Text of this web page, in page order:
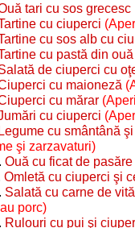
tari cu sos grecesc
cu ciuperci
cu sos alb cu
cu pastă din
de ciuperci cu
cu maioneză
cu mărar
cu ciuperci
cu smântână
şi zarzavaturi)
Ouă cu ficat de pasăre
Omletă cu ciuperci şi
Salată cu carne de
porc)
Rulouri cu pui şi